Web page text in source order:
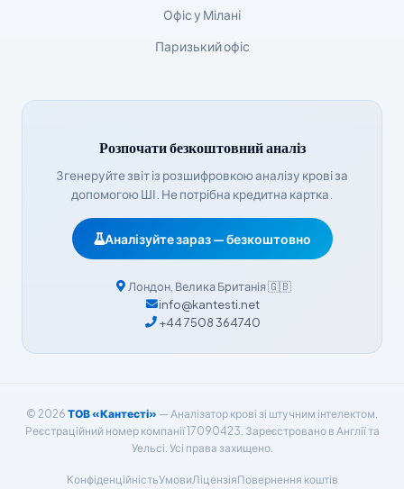
Офіс у Мілані
Паризький офіс
Розпочати безкоштовний аналіз
Згенеруйте звіт із розшифровкою аналізу крові за
допомогою ШІ. Не потрібна кредитна картка.
Аналізуйте зараз — безкоштовно
Лондон, Велика Британія🇬🇧
info@kantesti.net
+44 7508 364740
© 2026 ТОВ «Кантесті» — Аналізатор крові зі штучним інтелектом.
Реєстраційний номер компанії 17090423. Зареєстровано в Англії та
Уельсі. Усі права захищено.
КонфіденційністьУмовиЛіцензіяПовернення коштів
Español
简体中文
فارسی
Български
Dansk
Bahasa Indonesia